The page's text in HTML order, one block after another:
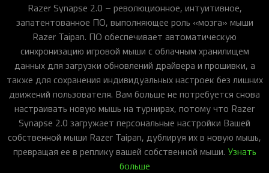
Razer Synapse 2.0 – революционное, интуитивное,
запатентованное ПО, выполняющее роль «мозга» мыши
Razer Taipan. ПО обеспечивает автоматическую
синхронизацию игровой мыши с облачным хранилищем
данных для загрузки обновлений драйвера и прошивки, а
также для сохранения индивидуальных настроек без лишних
движений пользователя. Вам больше не потребуется снова
настраивать новую мышь на турнирах, потому что Razer
Synapse 2.0 загружает персональные настройки Вашей
собственной мыши Razer Taipan, дублируя их в новую мышь,
превращая ее в реплику вашей собственной мыши. Узнать
больше